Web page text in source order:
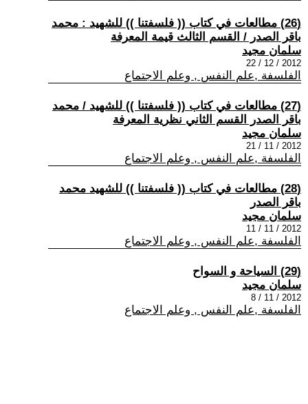
(26) مطالعات في كتاب (( فلسفتنا )) للشهيد : محمد
باقر الصدر / القسم الثالث قيمة المعرفة
سلمان مجيد
2012 / 12 / 22
الفلسفة ,علم النفس , وعلم الاجتماع
(27) مطالعات في كتاب (( فلسفتنا )) للشهيد / محمد
باقر الصدر القسم الثاني نظرية المعرفة
سلمان مجيد
2012 / 11 / 21
الفلسفة ,علم النفس , وعلم الاجتماع
(28) مطالعات في كتاب (( فلسفتنا )) للشهيد محمد
باقر الصدر
سلمان مجيد
2012 / 11 / 11
الفلسفة ,علم النفس , وعلم الاجتماع
(29) السياحة و السواح
سلمان مجيد
2012 / 11 / 8
الفلسفة ,علم النفس , وعلم الاجتماع